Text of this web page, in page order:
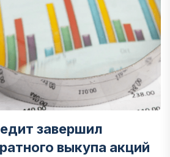
завершил
выкупа акций